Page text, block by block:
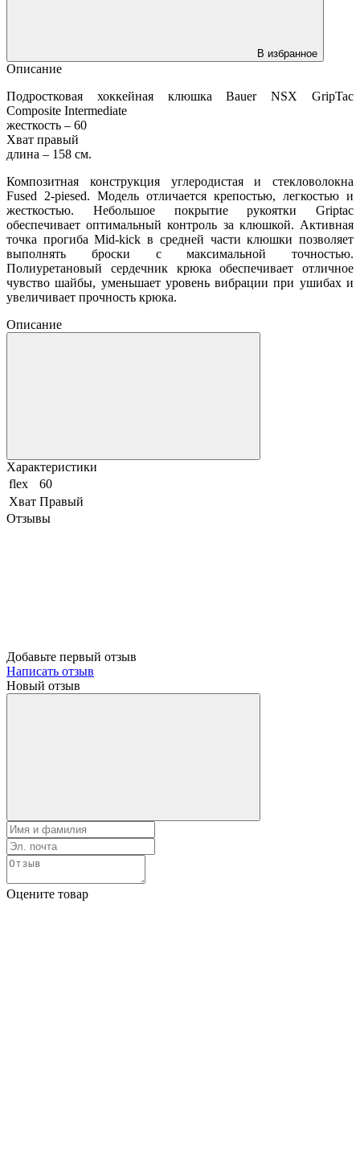
В избранное
Описание
Подростковая хоккейная клюшка Bauer NSX GripTac
Composite Intermediate
жесткость – 60
Хват правый
длина – 158 см.
Композитная конструкция углеродистая и стекловолокна
Fused 2-piesed. Модель отличается крепостью, легкостью и
жесткостью. Небольшое покрытие рукоятки Griptac
обеспечивает оптимальный контроль за клюшкой. Активная
точка прогиба Mid-kick в средней части клюшки позволяет
выполнять броски с максимальной точностью.
Полиуретановый сердечник крюка обеспечивает отличное
чувство шайбы, уменьшает уровень вибрации при ушибах и
увеличивает прочность крюка.
Описание
Характеристики
flex
60
Хват Правый
Отзывы
Добавьте первый отзыв
Написать отзыв
Новый отзыв
Оцените товар